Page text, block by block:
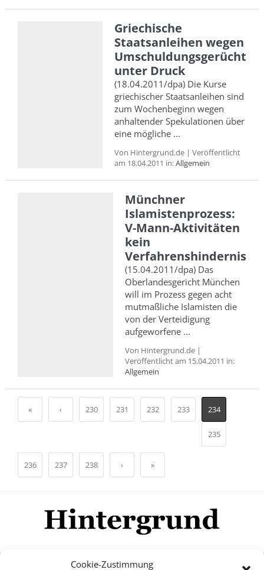
Cookie-Zustimmung
Griechische
Staatsanleihen wegen
Umschuldungsgerücht
unter Druck
(18.04.2011/dpa) Die Kurse
griechischer Staatsanleihen sind
zum Wochenbeginn wegen
anhaltender Spekulationen über
eine mögliche ...
Von Hintergrund.de | Veröffentlicht
am 18.04.2011 in:Allgemein
Münchner
Islamistenprozess:
V-Mann-Aktivitäten
kein
Verfahrenshindernis
(15.04.2011/dpa) Das
Oberlandesgericht München
will im Prozess gegen acht
mutmaßliche Islamisten die
von der Verteidigung
aufgeworfene ...
Von Hintergrund.de |
Veröffentlicht am 15.04.2011 in:
Allgemein
« ‹ 230 231 232 233 234
235
236 237 238 › »